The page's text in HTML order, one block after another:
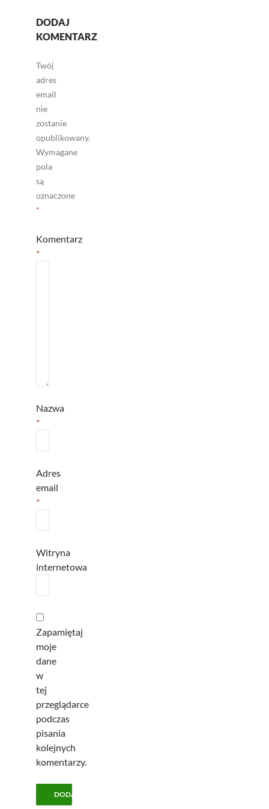
DODAJ
KOMENTARZ
Twój
adres
email
nie
zostanie
opublikowany.
Wymagane
pola
są
oznaczone
*
Komentarz
*
Nazwa
*
Adres
email
*
Witryna
internetowa
Zapamiętaj
moje
dane
w
tej
przeglądarce
podczas
pisania
kolejnych
komentarzy.